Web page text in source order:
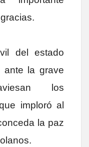
del estado
la grave
los
imploró al
la paz